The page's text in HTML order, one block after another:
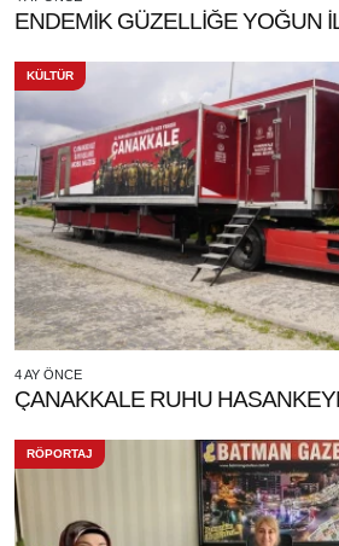
ENDEMİK GÜZELLİĞE YOĞUN
KÜLTÜR
4 AY ÖNCE
ÇANAKKALE RUHU
RÖPORTAJ